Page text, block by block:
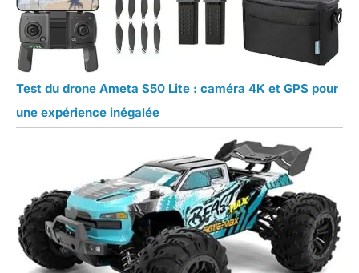
Test du drone Ameta S50 Lite : caméra 4K et GPS pour
une expérience inégalée